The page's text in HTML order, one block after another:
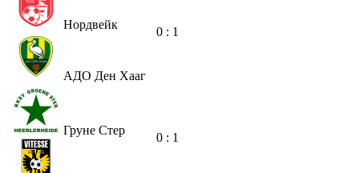
Нордвейк
АДО Ден Хааг
0 : 1
Груне Стер
0 : 1